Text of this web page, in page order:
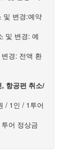
및 변경:예약
및 변경: 예
경: 전액 환
항공편 취소/
/ 1인 / 1투어
어 정상금